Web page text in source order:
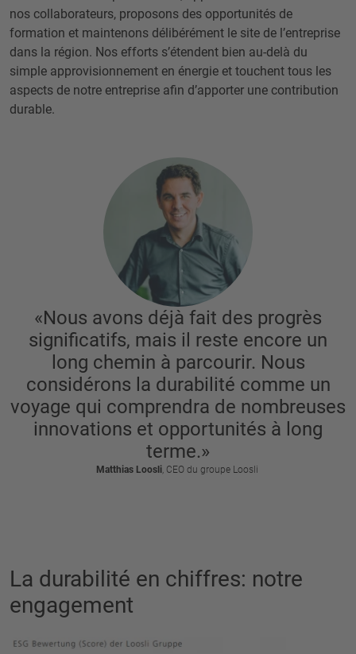
nos collaborateurs, proposons des opportunités de
formation et maintenons délibérément le site de l’entreprise
dans la région. Nos efforts s’étendent bien au-delà du
simple approvisionnement en énergie et touchent tous les
aspects de notre entreprise afin d’apporter une contribution
durable.
«Nous avons déjà fait des progrès
significatifs, mais il reste encore un
long chemin à parcourir. Nous
considérons la durabilité comme un
voyage qui comprendra de nombreuses
innovations et opportunités à long
terme.»
Matthias Loosli, CEO du groupe Loosli
La durabilité en chiffres: notre
engagement